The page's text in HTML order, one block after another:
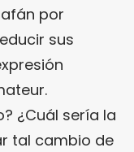
por
sus
¿Cuál sería la
tal cambio de